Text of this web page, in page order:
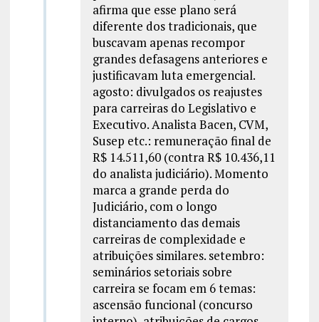
afirma que esse plano será
diferente dos tradicionais, que
buscavam apenas recompor
grandes defasagens anteriores e
justificavam luta emergencial.
agosto: divulgados os reajustes
para carreiras do Legislativo e
Executivo. Analista Bacen, CVM,
Susep etc.: remuneração final de
R$ 14.511,60 (contra R$ 10.436,11
do analista judiciário). Momento
marca a grande perda do
Judiciário, com o longo
distanciamento das demais
carreiras de complexidade e
atribuições similares. setembro:
seminários setoriais sobre
carreira se focam em 6 temas:
ascensão funcional (concurso